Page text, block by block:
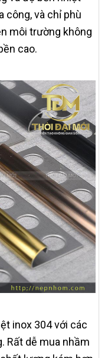
công, và chỉ phù
môi trường không
cao.
inox 304 với các
Rất dễ mua nhầm